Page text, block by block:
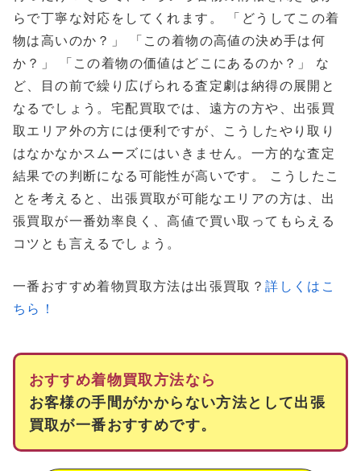
らで丁寧な対応をしてくれます。 「どうしてこの着
物は高いのか？」 「この着物の高値の決め手は何
か？」 「この着物の価値はどこにあるのか？」 な
ど、目の前で繰り広げられる査定劇は納得の展開と
なるでしょう。宅配買取では、遠方の方や、出張買
取エリア外の方には便利ですが、こうしたやり取り
はなかなかスムーズにはいきません。一方的な査定
結果での判断になる可能性が高いです。 こうしたこ
とを考えると、出張買取が可能なエリアの方は、出
張買取が一番効率良く、高値で買い取ってもらえる
コツとも言えるでしょう。
一番おすすめ着物買取方法は出張買取？詳しくはこ
ちら！
おすすめ着物買取方法なら
お客様の手間がかからない方法として出張
買取が一番おすすめです。